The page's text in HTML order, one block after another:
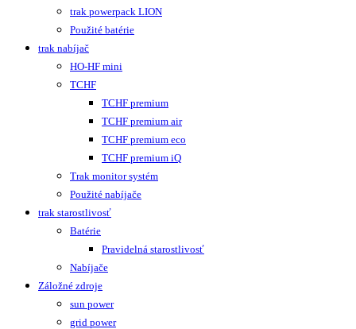
trak powerpack LION
Použité batérie
trak nabíjač
HO-HF mini
TCHF
TCHF premium
TCHF premium air
TCHF premium eco
TCHF premium iQ
Trak monitor systém
Použité nabíjače
trak starostlivosť
Batérie
Pravidelná starostlivosť
Nabíjače
Záložné zdroje
sun power
grid power